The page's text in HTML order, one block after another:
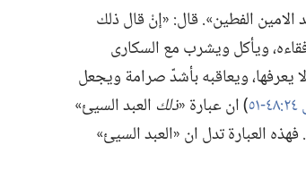
الفطين».‏ قال:‏ «إنْ قال ذلك
ويأكل ويشرب مع السكارى
يعرفها،‏ ويعاقبه بأشدّ صرامة ويجعل
‏)‏ ان عبارة «‏ذلك العبد السيئ»
العبارة تدل ان «العبد السيئ»